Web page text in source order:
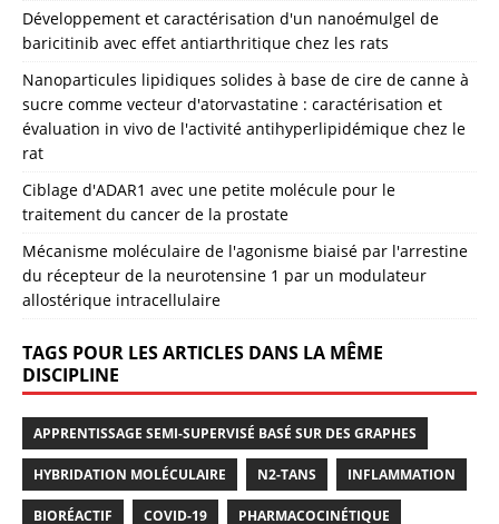
Développement et caractérisation d'un nanoémulgel de
baricitinib avec effet antiarthritique chez les rats
Nanoparticules lipidiques solides à base de cire de canne à
sucre comme vecteur d'atorvastatine : caractérisation et
évaluation in vivo de l'activité antihyperlipidémique chez le
rat
Ciblage d'ADAR1 avec une petite molécule pour le
traitement du cancer de la prostate
Mécanisme moléculaire de l'agonisme biaisé par l'arrestine
du récepteur de la neurotensine 1 par un modulateur
allostérique intracellulaire
TAGS POUR LES ARTICLES DANS LA MÊME
DISCIPLINE
APPRENTISSAGE SEMI-SUPERVISÉ BASÉ SUR DES GRAPHES
HYBRIDATION MOLÉCULAIRE N2-TANS INFLAMMATION
BIORÉACTIF COVID-19 PHARMACOCINÉTIQUE